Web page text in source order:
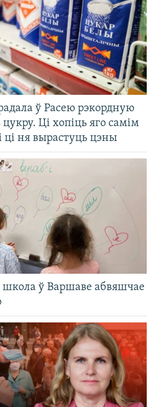
ў Расею рэкордную
Ці хопіць яго самім
ці ня вырастуць цэны
школа ў Варшаве абвяшчае